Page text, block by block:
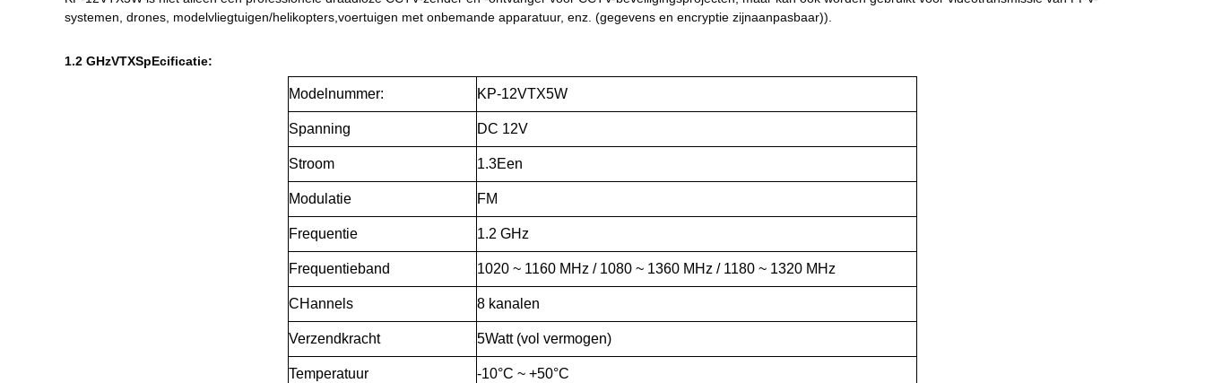
systemen, drones, modelvliegtuigen/helikopters,voertuigen met onbemande apparatuur, enz. (gegevens en encryptie zijnaanpasbaar)).
1.2 GHzVTXSpEcificatie:
Modelnummer: KP-12VTX5W
Spanning DC 12V
Stroom 1.3Een
Modulatie FM
Frequentie 1.2 GHz
Frequentieband 1020 ~ 1160 MHz / 1080 ~ 1360 MHz / 1180 ~ 1320 MHz
CHannels 8 kanalen
Verzendkracht 5Watt (vol vermogen)
Temperatuur -10°C ~ +50°C